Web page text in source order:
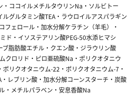
ココイルメチルタウリンNa・ソルビトー
グルタミン酸TEA・ラウロイルアスパラギン
フェロール・加水分解ケラチン（羊毛）・
ド・イソステアリン酸PEG-50水添ヒマシ
脂肪酸エチル・クエン酸・ジラウリン酸
クロリド・ピロ亜硫酸Na・ポリクオタニウ
リクオタニウム-22・ポリクオタニウム-7・
レブリン酸・加水分解コーンスターチ・炭酸
・メチルパラベン・安息香酸Na